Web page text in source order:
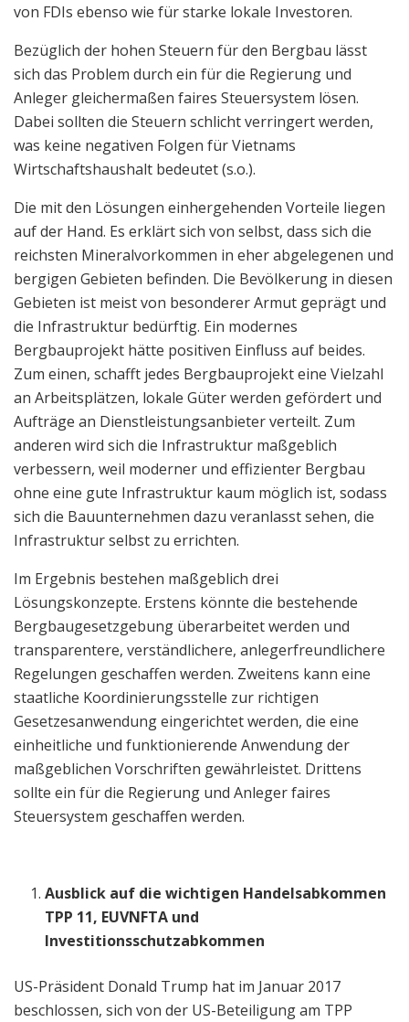
von FDIs ebenso wie für starke lokale Investoren.
Bezüglich der hohen Steuern für den Bergbau lässt
sich das Problem durch ein für die Regierung und
Anleger gleichermaßen faires Steuersystem lösen.
Dabei sollten die Steuern schlicht verringert werden,
was keine negativen Folgen für Vietnams
Wirtschaftshaushalt bedeutet (s.o.).
Die mit den Lösungen einhergehenden Vorteile liegen
auf der Hand. Es erklärt sich von selbst, dass sich die
reichsten Mineralvorkommen in eher abgelegenen und
bergigen Gebieten befinden. Die Bevölkerung in diesen
Gebieten ist meist von besonderer Armut geprägt und
die Infrastruktur bedürftig. Ein modernes
Bergbauprojekt hätte positiven Einfluss auf beides.
Zum einen, schafft jedes Bergbauprojekt eine Vielzahl
an Arbeitsplätzen, lokale Güter werden gefördert und
Aufträge an Dienstleistungsanbieter verteilt. Zum
anderen wird sich die Infrastruktur maßgeblich
verbessern, weil moderner und effizienter Bergbau
ohne eine gute Infrastruktur kaum möglich ist, sodass
sich die Bauunternehmen dazu veranlasst sehen, die
Infrastruktur selbst zu errichten.
Im Ergebnis bestehen maßgeblich drei
Lösungskonzepte. Erstens könnte die bestehende
Bergbaugesetzgebung überarbeitet werden und
transparentere, verständlichere, anlegerfreundlichere
Regelungen geschaffen werden. Zweitens kann eine
staatliche Koordinierungsstelle zur richtigen
Gesetzesanwendung eingerichtet werden, die eine
einheitliche und funktionierende Anwendung der
maßgeblichen Vorschriften gewährleistet. Drittens
sollte ein für die Regierung und Anleger faires
Steuersystem geschaffen werden.
Ausblick auf die wichtigen Handelsabkommen
TPP 11, EUVNFTA und
Investitionsschutzabkommen
US-Präsident Donald Trump hat im Januar 2017
beschlossen, sich von der US-Beteiligung am TPP